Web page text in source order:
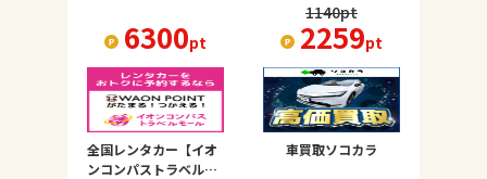
6300pt
1140pt
2259pt
全国レンタカー【イオ
ンコンパストラベルモ
車買取ソコカラ